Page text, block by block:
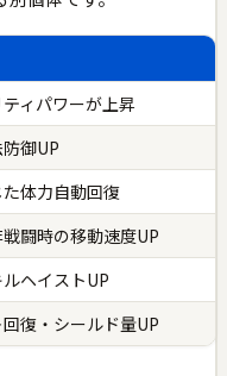
ィパワーが上昇
御UP
体力自動回復
闘時の移動速度UP
ヘイストUP
復・シールド量UP